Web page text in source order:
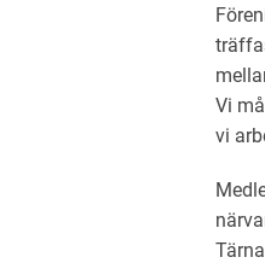
Vi
vi